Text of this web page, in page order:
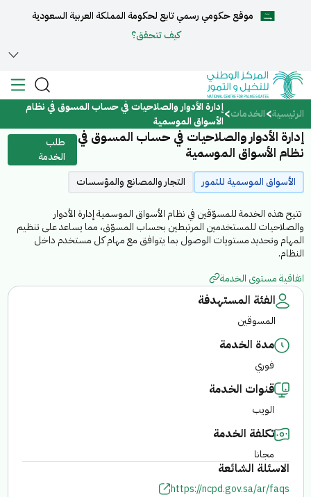
كيف تتحقق؟
English
الرئيسية
عن المركز
الخدمات
مركز الدعم والمساعدة
الفرع الإلكتروني
الرئيسية الخدمات إدارة الأدوار والصلاحيات في حساب المسوق في نظام
الأسواق الموسمية
إدارة الأدوار والصلاحيات في حساب المسوق في
نظام الأسواق الموسمية
طلب
الخدمة
الأسواق الموسمية للتمور
التجار والمصانع والمؤسسات
تتيح هذه الخدمة للمسوّقين في نظام الأسواق الموسمية إدارة الأدوار
والصلاحيات للمستخدمين المرتبطين بحساب المسوّق، مما يساعد على تنظيم
المهام وتحديد مستويات الوصول بما يتوافق مع مهام كل مستخدم داخل
النظام.
اتفاقية مستوى الخدمة
الفئة المستهدفة
المسوقين
مدة الخدمة
فوري
قنوات الخدمة
الويب
تكلفة الخدمة
مجانا
الاسئلة الشائعة
https://ncpd.gov.sa/ar/faqs